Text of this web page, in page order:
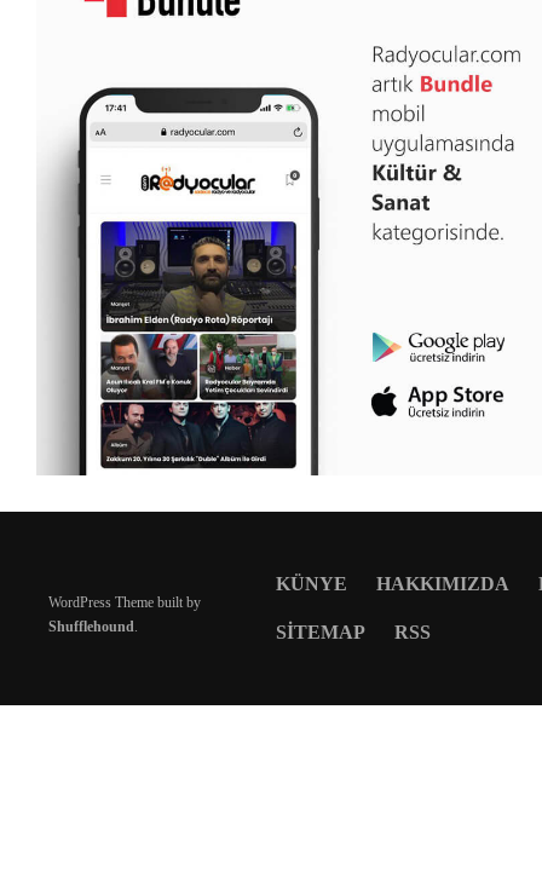
WordPress Theme built by
Shufflehound.
KÜNYE HAKKIMIZDA
SITEMAP RSS